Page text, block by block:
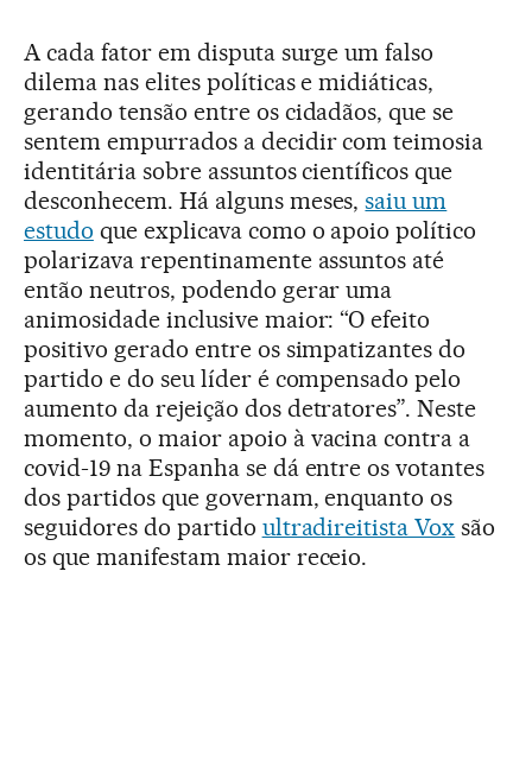
A cada fator em disputa surge um falso
dilema nas elites políticas e midiáticas,
gerando tensão entre os cidadãos, que se
sentem empurrados a decidir com teimosia
identitária sobre assuntos científicos que
desconhecem. Há alguns meses,saiu um
estudo que explicava como o apoio político
polarizava repentinamente assuntos até
então neutros, podendo gerar uma
animosidade inclusive maior: “O efeito
positivo gerado entre os simpatizantes do
partido e do seu líder é compensado pelo
aumento da rejeição dos detratores”. Neste
momento, o maior apoio à vacina contra a
covid-19 na Espanha se dá entre os votantes
dos partidos que governam, enquanto os
seguidores do partido ultradireitista Vox são
os que manifestam maior receio.